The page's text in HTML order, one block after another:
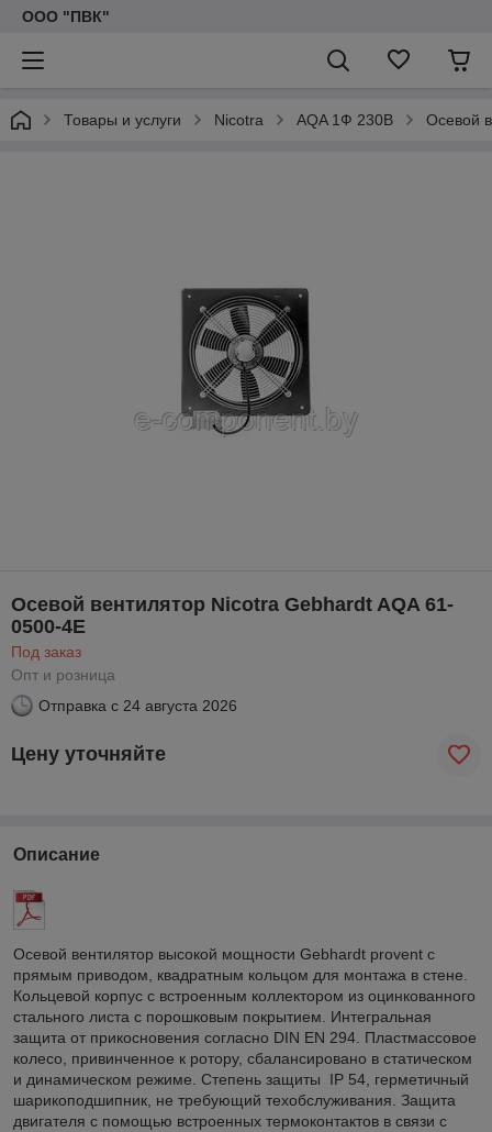
ООО "ПВК"
Товары и услуги Nicotra AQA 1Ф 230В Осевой
Осевой вентилятор Nicotra Gebhardt AQA 61-
0500-4E
Под заказ
Опт и розница
Отправка с 24 августа 2026
Цену уточняйте
Описание
Осевой вентилятор высокой мощности Gebhardt provent с
прямым приводом, квадратным кольцом для монтажа в стене.
Кольцевой корпус с встроенным коллектором из оцинкованного
стального листа с порошковым покрытием. Интегральная
защита от прикосновения согласно DIN EN 294. Пластмассовое
колесо, привинченное к ротору, сбалансировано в статическом
и динамическом режиме. Степень защиты IР 54, герметичный
шарикоподшипник, не требующий техобслуживания. Защита
двигателя с помощью встроенных термоконтактов в связи с